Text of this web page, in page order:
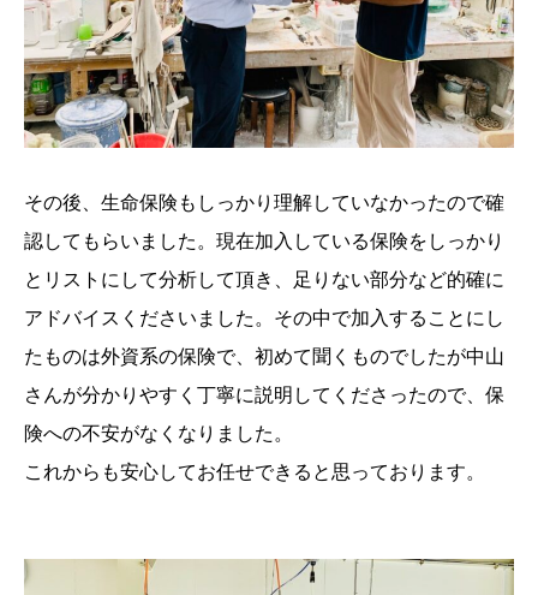
その後、生命保険もしっかり理解していなかったので確
認してもらいました。現在加入している保険をしっかり
とリストにして分析して頂き、足りない部分など的確に
アドバイスくださいました。その中で加入することにし
たものは外資系の保険で、初めて聞くものでしたが中山
さんが分かりやすく丁寧に説明してくださったので、保
険への不安がなくなりました。
これからも安心してお任せできると思っております。